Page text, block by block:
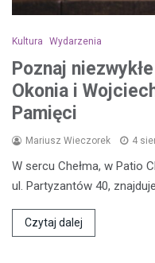
Kultura Wydarzenia
Poznaj
Okonia i
Pamięci
Mariusz Wieczorek 4
W sercu Chełma, w Patio
ul. Partyzantów 40,
Czytaj dalej